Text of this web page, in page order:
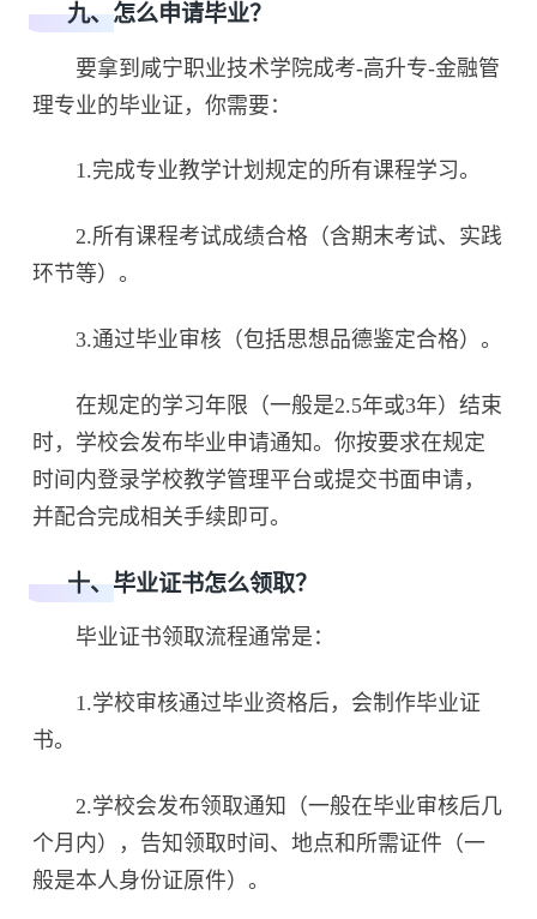
九、怎么申请毕业？
要拿到咸宁职业技术学院成考-高升专-金融管
理专业的毕业证，你需要：
1.完成专业教学计划规定的所有课程学习。
2.所有课程考试成绩合格（含期末考试、实践
环节等）。
3.通过毕业审核（包括思想品德鉴定合格）。
在规定的学习年限（一般是2.5年或3年）结束
时，学校会发布毕业申请通知。你按要求在规定
时间内登录学校教学管理平台或提交书面申请，
并配合完成相关手续即可。
十、毕业证书怎么领取？
毕业证书领取流程通常是：
1.学校审核通过毕业资格后，会制作毕业证
书。
2.学校会发布领取通知（一般在毕业审核后几
个月内），告知领取时间、地点和所需证件（一
般是本人身份证原件）。